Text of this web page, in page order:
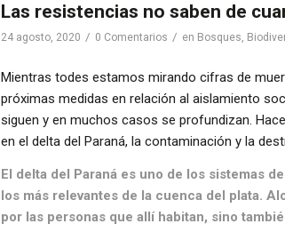
Las resistencias no saben de
24 agosto, 2020 / 0 Comentarios / en Bosques,
Mientras todes estamos mirando cifras de
próximas medidas en relación al aislamiento
siguen y en muchos casos se profundizan.
en el delta del Paraná, la contaminación y la
El delta del Paraná es uno de los sistemas
los más relevantes de la cuenca del plata.
por las personas que allí habitan, sino